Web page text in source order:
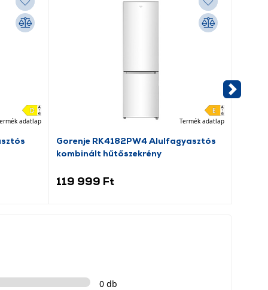
adatlap Termék adatlap
Gorenje RK4182PW4 Alulfagyasztós
kombinált hűtőszekrény
119 999 Ft
0 db